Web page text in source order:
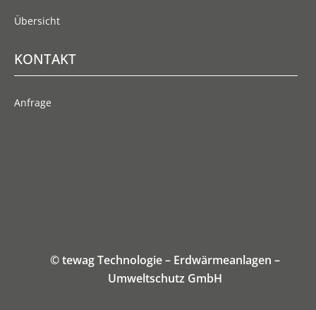
Übersicht
KONTAKT
Anfrage
© tewag Technologie – Erdwärmeanlagen –
Umweltschutz GmbH